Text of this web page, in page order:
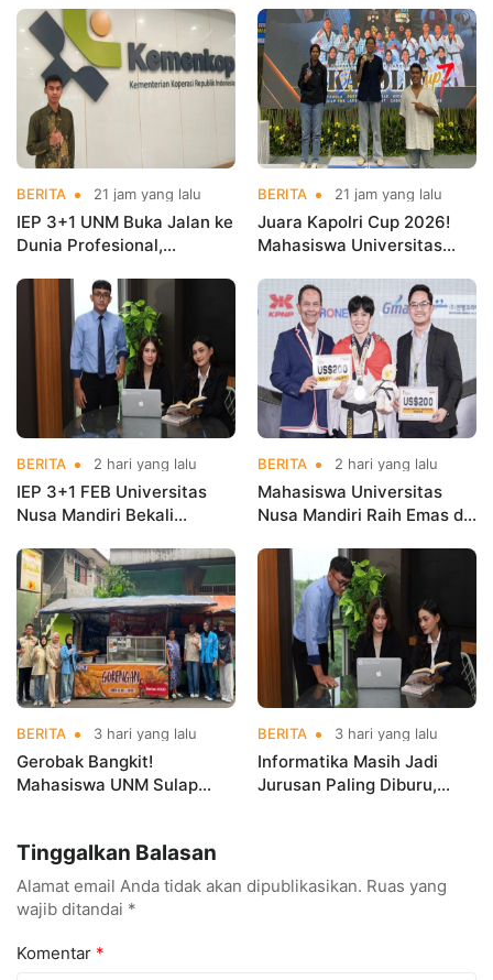
BERITA 21 jam yang lalu
IEP 3+1 UNM Buka Jalan ke
Dunia Profesional,
Kementerian Koperasi
BERITA 21 jam yang lalu
Juara Kapolri Cup 2026!
Mahasiswa Universitas
Nama Kampus di Kejurnas
Taekwondo
BERITA 2 hari yang lalu
IEP 3+1 FEB Universitas
Nusa Mandiri Bekali
Kerja Sebelum Lulus
BERITA 2 hari yang lalu
Mahasiswa Universitas
Nusa Mandiri Raih Emas di
Indonesia Open
Championships 2026
BERITA 3 hari yang lalu
Gerobak Bangkit!
Mahasiswa UNM Sulap
BERITA 3 hari yang lalu
Informatika Masih Jadi
Jurusan Paling Diburu,
Tinggalkan Balasan
Alamat email Anda tidak akan dipublikasikan. Ruas yang
wajib ditandai *
Komentar *